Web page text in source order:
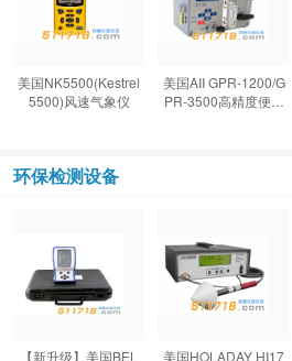
美国NK5500(Kestrel
5500)风速气象仪
美国AII GPR-1200/G
PR-3500高精度便携
环保检测设备
【新升级】美国BEL
美国HOLADAY HI17